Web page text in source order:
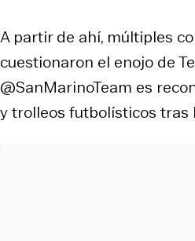
A partir de ahí, múltiples
cuestionaron el enojo de
@SanMarinoTeam es
y trolleos futbolísticos tras